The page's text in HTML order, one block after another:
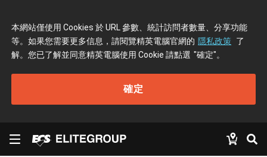
本網站僅使用 Cookies 於 URL 參數、統計訪問者數量、分享功能
等。如果您需要更多信息，請閱覽精英電腦官網的 隱私政策 了
解。您已了解並同意精英電腦使用 Cookie 請點選 "確定"。
確定